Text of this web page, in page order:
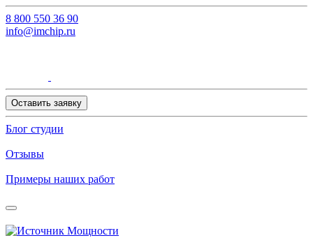
8 800 550 36 90
info@imchip.ru
Оставить заявку
Блог студии
Отзывы
Примеры наших работ